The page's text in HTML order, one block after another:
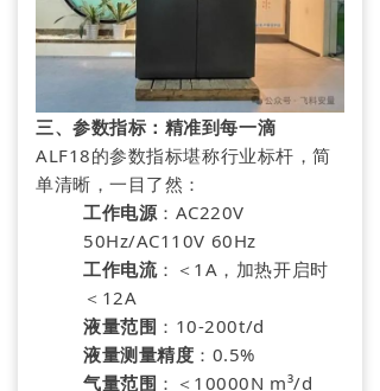
三、参数指标：精准到每一滴
ALF18的参数指标堪称行业标杆，简
单清晰，一目了然：
工作电源 ：AC220V
50Hz/AC110V 60Hz
工作电流：＜1A，加热开启时
＜12A
液量范围 ：10-200t/d
液量测量精度 ：0.5%
气量范围 ：＜10000N m³/d